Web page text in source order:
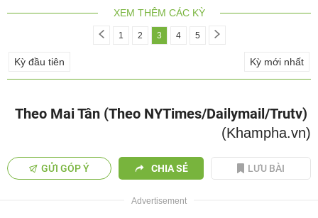
XEM THÊM CÁC KỲ
1 2 3 4 5
Kỳ đầu tiên Kỳ mới nhất
Theo Mai Tân (Theo NYTimes/Dailymail/Trutv)
(Khampha.vn)
GỬI GÓP Ý CHIA SẺ LƯU BÀI